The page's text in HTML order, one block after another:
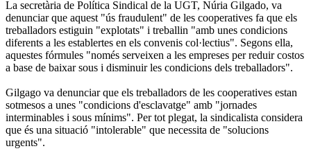
La secretària de Política Sindical de la UGT, Núria Gilgado, va
denunciar que aquest "ús fraudulent" de les cooperatives fa que els
treballadors estiguin "explotats" i treballin "amb unes condicions
diferents a les establertes en els convenis col·lectius". Segons ella,
aquestes fórmules "només serveixen a les empreses per reduir costos
a base de baixar sous i disminuir les condicions dels treballadors".
Gilgago va denunciar que els treballadors de les cooperatives estan
sotmesos a unes "condicions d'esclavatge" amb "jornades
interminables i sous mínims". Per tot plegat, la sindicalista considera
que és una situació "intolerable" que necessita de "solucions
urgents".